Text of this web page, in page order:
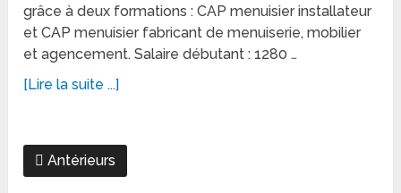
grâce à deux formations : CAP menuisier installateur
et CAP menuisier fabricant de menuiserie, mobilier
et agencement. Salaire débutant : 1280 …
[Lire la suite ...]
Antérieurs